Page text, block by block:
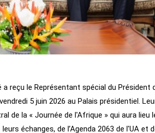
reçu le Représentant spécial du Président
5 juin 2026 au Palais présidentiel.
de la « Journée de l'Afrique » qui aura lieu
échanges, de l’Agenda 2063 de l'UA et